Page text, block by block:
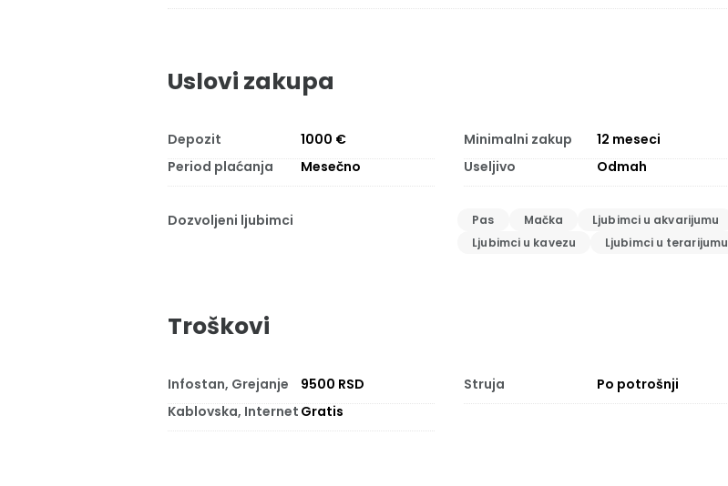
Uslovi zakupa
Depozit 1000 € Minimalni zakup 12 meseci
Period plaćanja
Mesečno Useljivo Odmah
Dozvoljeni ljubimci Pas Mačka
Ljubimci u akvarijumu
Ljubimci u kavezu
Ljubimci u terarijumu
Troškovi
Infostan, Grejanje 9500 RSD Struja
Po potrošnji
Kablovska, Internet Gratis